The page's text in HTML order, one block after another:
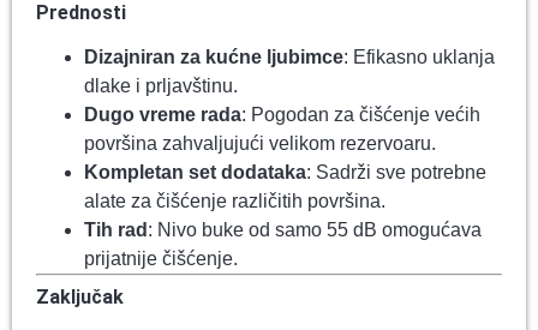
Prednosti
Dizajniran za kućne ljubimce: Efikasno uklanja
dlake i prljavštinu.
Dugo vreme rada: Pogodan za čišćenje većih
površina zahvaljujući velikom rezervoaru.
Kompletan set dodataka: Sadrži sve potrebne
alate za čišćenje različitih površina.
Tih rad : Nivo buke od samo 55 dB omogućava
prijatnije čišćenje.
Zaključak